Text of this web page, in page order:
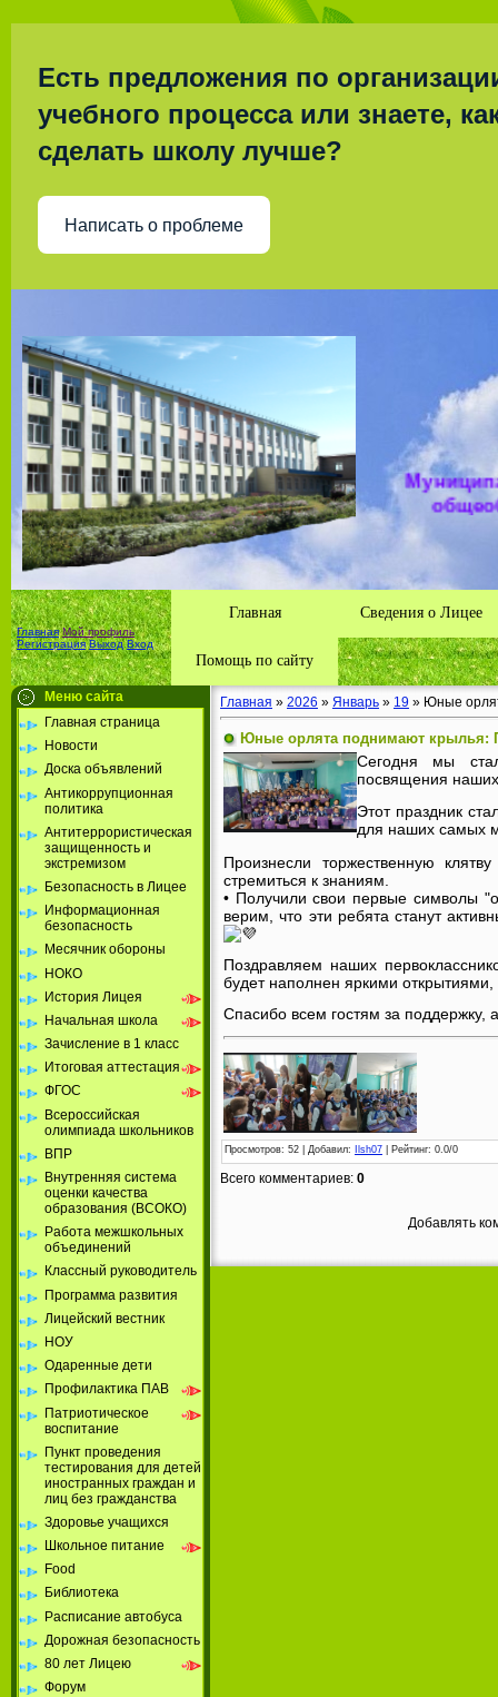
Есть предложения по
учебного процесса или знаете,
сделать школу лучше?
Написать о проблеме
района
Главная Мой профиль
Регистрация Выход Вход
Главная Сведения о Лицее
Помощь по сайту
Меню сайта
Главная страница
Новости
Доска объявлений
Антикоррупционная
политика
Антитеррористическая
защищенность и
экстремизом
Безопасность в Лицее
Информационная
безопасность
Месячник обороны
НОКО
История Лицея
Начальная школа
Зачисление в 1 класс
Итоговая аттестация
ФГОС
Всероссийская
олимпиада школьников
ВПР
Внутренняя система
оценки качества
образования (ВСОКО)
Работа межшкольных
объединений
Классный руководитель
Программа развития
Лицейский вестник
НОУ
Одаренные дети
Профилактика ПАВ
Патриотическое
воспитание
Пункт проведения
тестирования для детей
иностранных граждан и
лиц без гражданства
Здоровье учащихся
Школьное питание
Food
Библиотека
Расписание автобуса
Дорожная безопасность
80 лет Лицею
Форум
Главная » 2026 » Январь » 19 » Юные
Юные орлята поднимают крылья:
Сегодня мы
посвящения
Этот праздник
для наших самых
Произнесли торжественную
стремиться к знаниям.
• Получили свои первые символы
верим, что эти ребята станут
Поздравляем наших
будет наполнен яркими
Спасибо всем гостям за
Просмотров: 52 | Добавил: Ilsh07 Рейтинг: 0.0/0
Всего комментариев: 0
Добавлять